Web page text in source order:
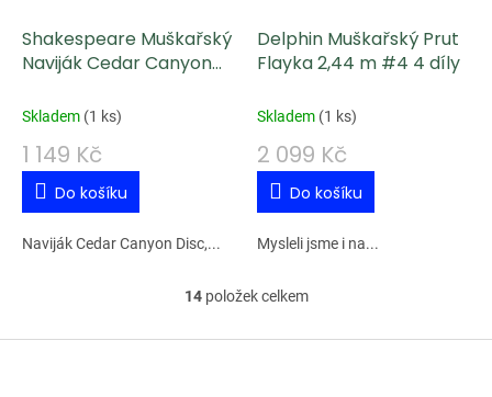
Shakespeare Muškařský
Naviják Cedar Canyon
Skladem (1 ks)
1 149 Kč
Do košíku
Naviják Cedar Canyon Disc,...
Delphin Muškařský Prut
Flayka 2,44 m #4 4 díly
Skladem (1 ks)
2 099 Kč
Do košíku
Mysleli jsme i na...
O
v
14položek celkem
Z